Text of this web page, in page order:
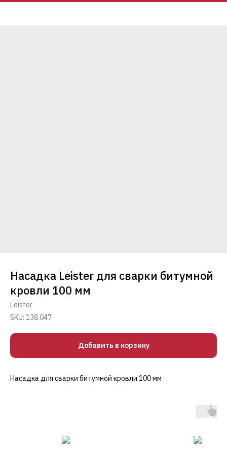
Насадка Leister для сварки битумной
кровли 100 мм
Leister
SKU: 138.047
Добавить в корзину
Насадка для сварки битумной кровли 100 мм